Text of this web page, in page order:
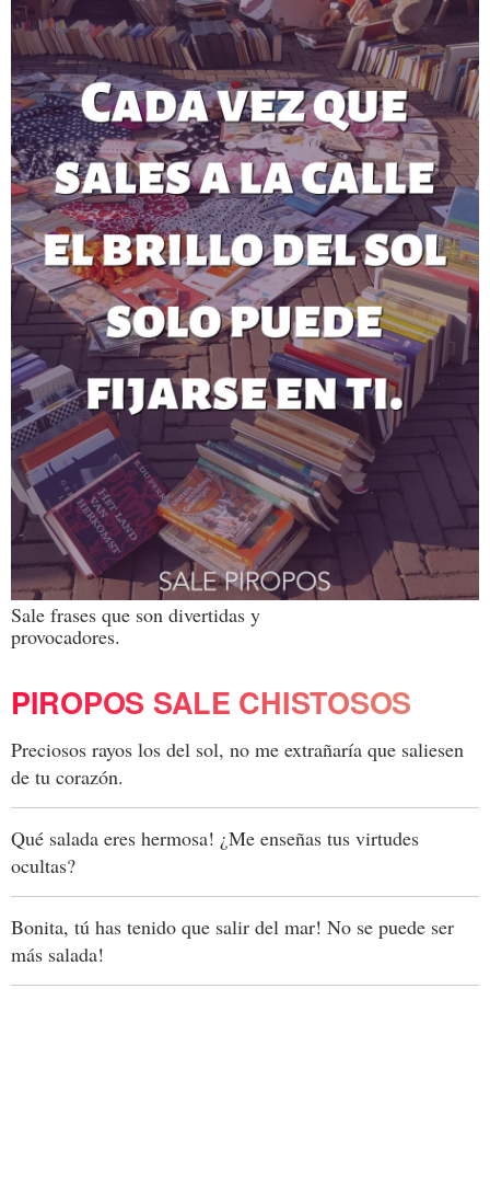
Sale frases que son divertidas y
provocadores.
PIROPOS SALE CHISTOSOS
Preciosos rayos los del sol, no me extrañaría que saliesen
de tu corazón.
Qué salada eres hermosa! ¿Me enseñas tus virtudes
ocultas?
Bonita, tú has tenido que salir del mar! No se puede ser
más salada!